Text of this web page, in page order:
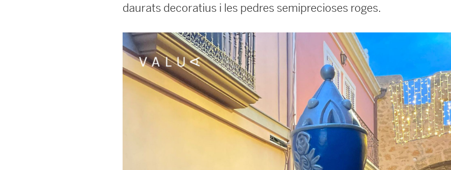
daurats decoratius i les pedres semiprecioses roges.